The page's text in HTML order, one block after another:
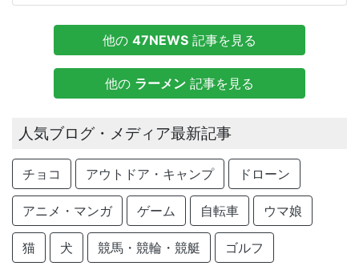
他の 47NEWS 記事を見る
他の ラーメン 記事を見る
人気ブログ・メディア最新記事
チョコ アウトドア・キャンプ ドローン
アニメ・マンガ ゲーム 自転車 ウマ娘
猫 犬 競馬・競輪・競艇 ゴルフ